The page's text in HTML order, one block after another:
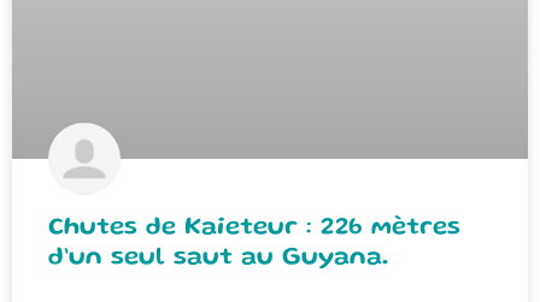
Chutes de Kaieteur : 226 mètres
d’un seul saut au Guyana.